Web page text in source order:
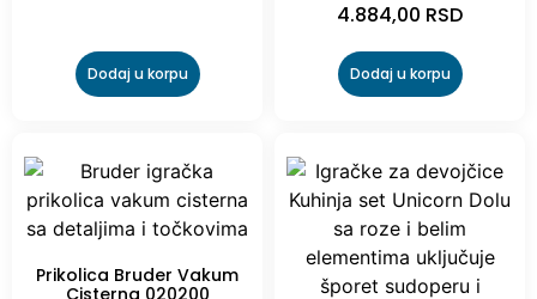
Dodaj u korpu
4.884,00 RSD
Dodaj u korpu
Prikolica Bruder Vakum